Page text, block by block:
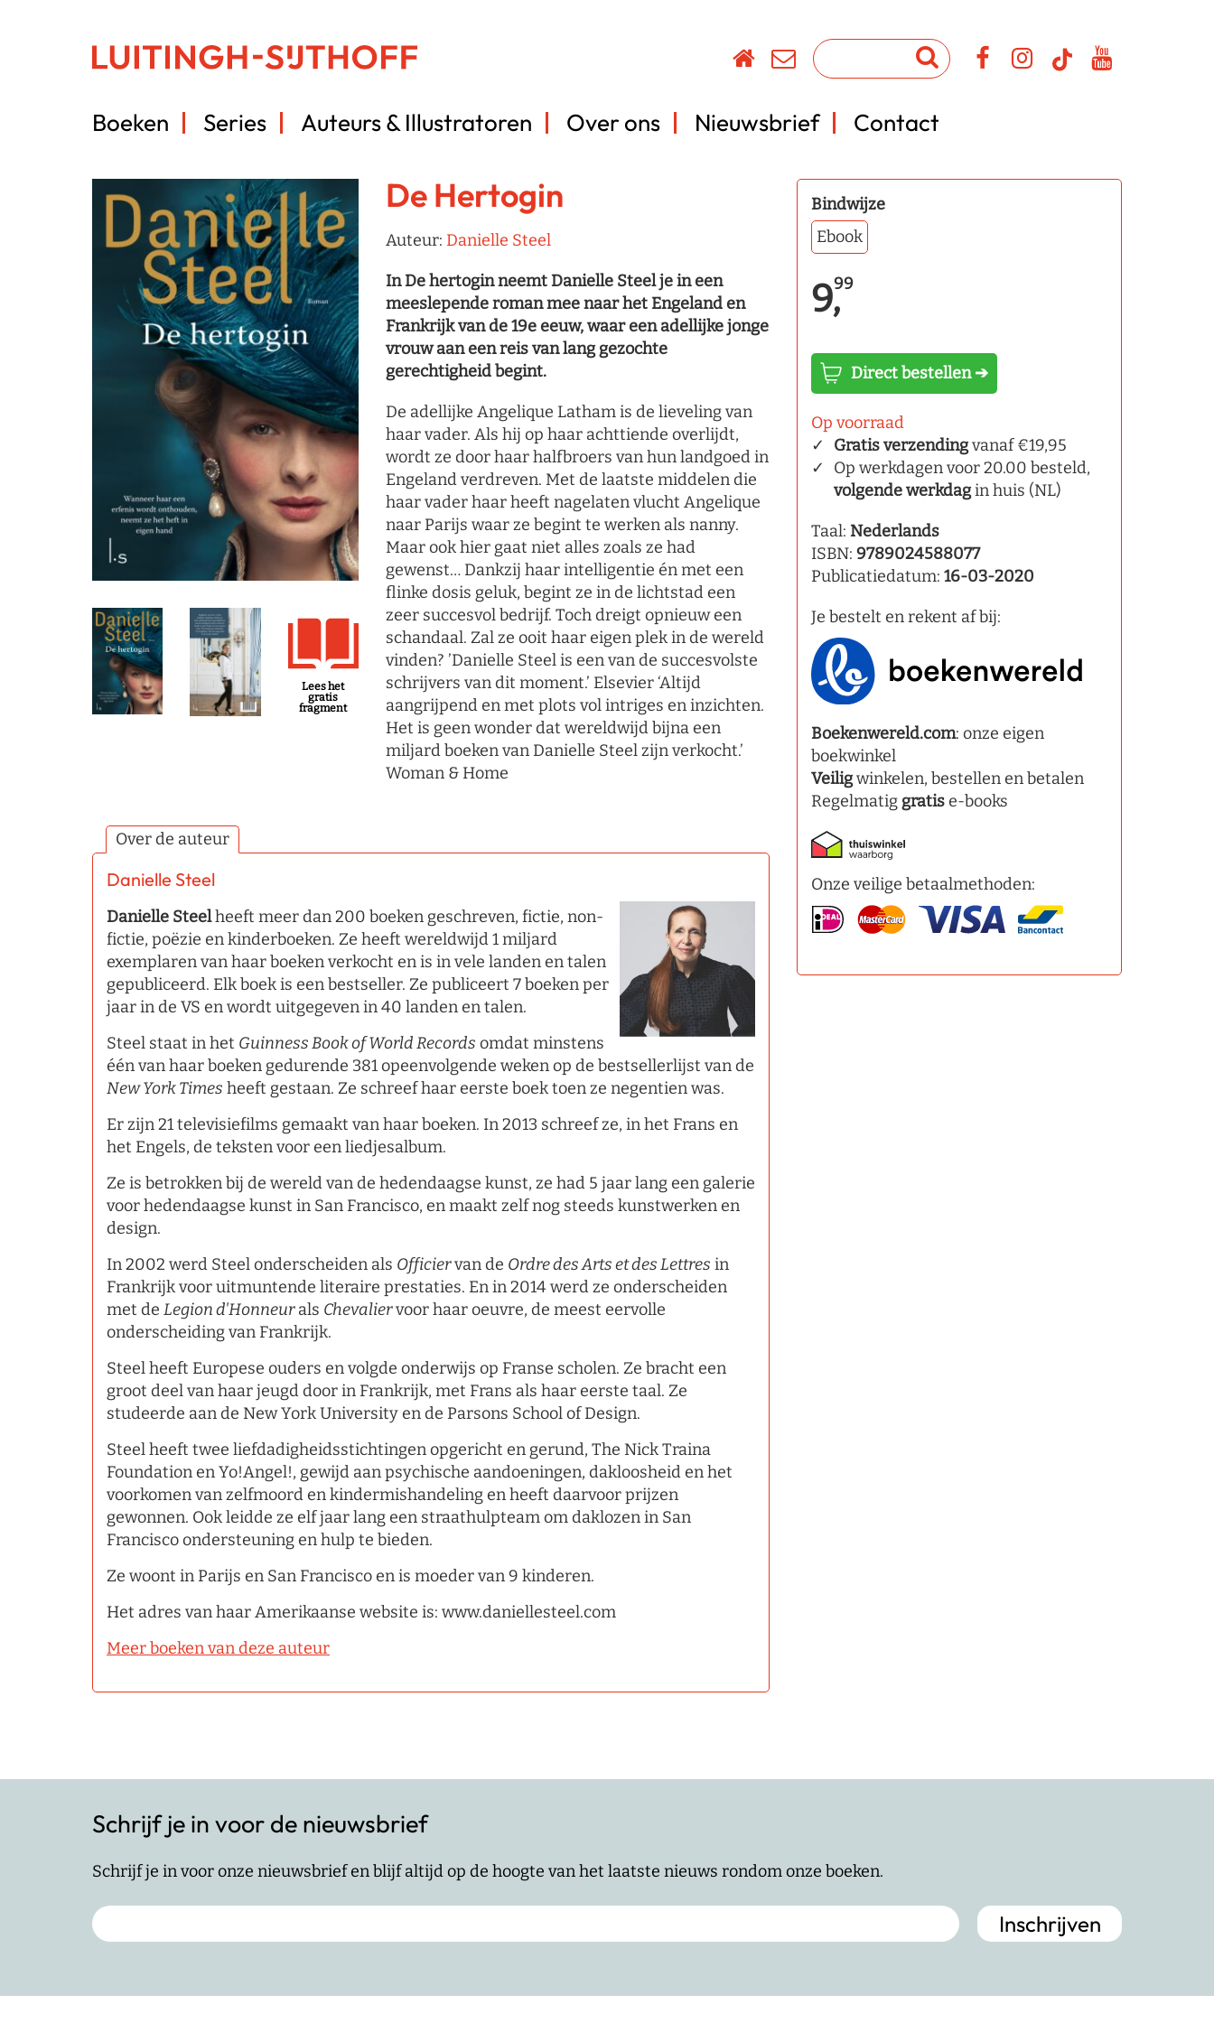
Boeken Series Auteurs & Illustratoren Over ons Nieuwsbrief Contact
Lees het
gratis
fragment
De Hertogin
Auteur: Danielle Steel
In De hertogin neemt Danielle Steel je in een
meeslepende roman mee naar het Engeland en
Frankrijk van de 19e eeuw, waar een adellijke jonge
vrouw aan een reis van lang gezochte
gerechtigheid begint.
De adellijke Angelique Latham is de lieveling van
haar vader. Als hij op haar achttiende overlijdt,
wordt ze door haar halfbroers van hun landgoed in
Engeland verdreven. Met de laatste middelen die
haar vader haar heeft nagelaten vlucht Angelique
naar Parijs waar ze begint te werken als nanny.
Maar ook hier gaat niet alles zoals ze had
gewenst… Dankzij haar intelligentie én met een
flinke dosis geluk, begint ze in de lichtstad een
zeer succesvol bedrijf. Toch dreigt opnieuw een
schandaal. Zal ze ooit haar eigen plek in de wereld
vinden? ’Danielle Steel is een van de succesvolste
schrijvers van dit moment.’ Elsevier ‘Altijd
aangrijpend en met plots vol intriges en inzichten.
Het is geen wonder dat wereldwijd bijna een
miljard boeken van Danielle Steel zijn verkocht.’
Woman & Home
Over de auteur
Danielle Steel
Danielle Steelheeft meer dan 200 boeken geschreven, fictie, non-
fictie, poëzie en kinderboeken. Ze heeft wereldwijd 1 miljard
exemplaren van haar boeken verkocht en is in vele landen en talen
gepubliceerd. Elk boek is een bestseller. Ze publiceert 7 boeken per
jaar in de VS en wordt uitgegeven in 40 landen en talen.
Steel staat in het Guinness Book of World Records omdat minstens
één van haar boeken gedurende 381 opeenvolgende weken op de bestsellerlijst van de
New York Times heeft gestaan. Ze schreef haar eerste boek toen ze negentien was.
Er zijn 21 televisiefilms gemaakt van haar boeken. In 2013 schreef ze, in het Frans en
het Engels, de teksten voor een liedjesalbum.
Ze is betrokken bij de wereld van de hedendaagse kunst, ze had 5 jaar lang een galerie
voor hedendaagse kunst in San Francisco, en maakt zelf nog steeds kunstwerken en
design.
In 2002 werd Steel onderscheiden als Officiervan de Ordre des Arts et des Lettres in
Frankrijk voor uitmuntende literaire prestaties. En in 2014 werd ze onderscheiden
met de Legion d'Honneurals Chevaliervoor haar oeuvre, de meest eervolle
onderscheiding van Frankrijk.
Steel heeft Europese ouders en volgde onderwijs op Franse scholen. Ze bracht een
groot deel van haar jeugd door in Frankrijk, met Frans als haar eerste taal. Ze
studeerde aan de New York University en de Parsons School of Design.
Steel heeft twee liefdadigheidsstichtingen opgericht en gerund, The Nick Traina
Foundation en Yo!Angel!, gewijd aan psychische aandoeningen, dakloosheid en het
voorkomen van zelfmoord en kindermishandeling en heeft daarvoor prijzen
gewonnen. Ook leidde ze elf jaar lang een straathulpteam om daklozen in San
Francisco ondersteuning en hulp te bieden.
Ze woont in Parijs en San Francisco en is moeder van 9 kinderen.
Het adres van haar Amerikaanse website is: www.daniellesteel.com
Meer boeken van deze auteur
Bindwijze
Ebook
9,99
Direct bestellen ➔
Op voorraad
Gratis verzendingvanaf €19,95
Op werkdagen voor 20.00 besteld,
volgende werkdagin huis (NL)
Taal: Nederlands
ISBN: 9789024588077
Publicatiedatum: 16-03-2020
Je bestelt en rekent af bij:
Boekenwereld.com: onze eigen
boekwinkel
Veiligwinkelen, bestellen en betalen
Regelmatig gratise-books
Onze veilige betaalmethoden:
Schrijf je in voor de nieuwsbrief
Schrijf je in voor onze nieuwsbrief en blijf altijd op de hoogte van het laatste nieuws rondom onze boeken.